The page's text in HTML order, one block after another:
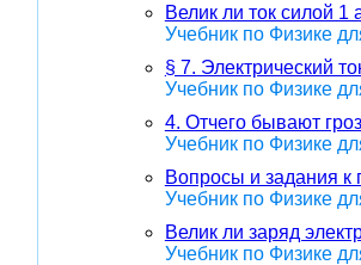
Велик ли ток силой 1
Учебник по Физике
§ 7. Электрический
Учебник по Физике
4. Отчего бывают
Учебник по Физике
Вопросы и задания к
Учебник по Физике
Велик ли заряд
Учебник по Физике